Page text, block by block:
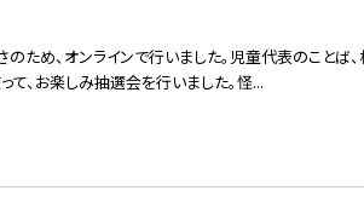
ため、オンラインで行いました。児童代表のこと
、お楽しみ抽選会を行いました。怪...